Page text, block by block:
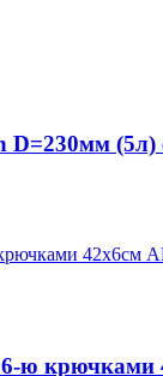
D=230мм
6-ю